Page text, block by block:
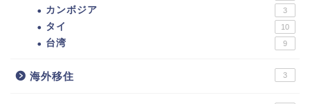
カンボジア 3
タイ 10
台湾 9
海外移住 3